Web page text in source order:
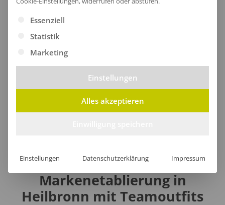
Warnschutzjacken
Taschen
Markenetablierung in
Heilbronn mit Teamoutfits
Es folgt eine Liste der Service-Gruppen, für die eine
Essenziell
Statistik
Marketing
Einstellungen
Alles akzeptieren
Einstellungen Datenschutzerklärung Impressum